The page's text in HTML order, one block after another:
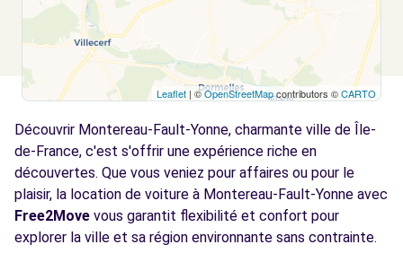
Leaflet | ©OpenStreetMapcontributors ©CARTO
Découvrir Montereau-Fault-Yonne, charmante ville de Île-
de-France, c'est s'offrir une expérience riche en
découvertes. Que vous veniez pour affaires ou pour le
plaisir, la location de voiture à Montereau-Fault-Yonne avec
Free2Move vous garantit flexibilité et confort pour
explorer la ville et sa région environnante sans contrainte.